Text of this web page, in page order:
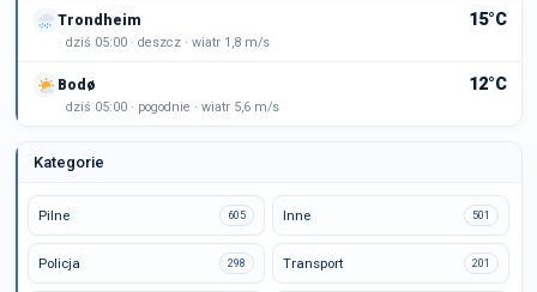
Trondheim 15°C
dziś 05:00 · deszcz · wiatr 1,8 m/s
Bodø 12°C
dziś 05:00 · pogodnie · wiatr 5,6 m/s
Kategorie
Pilne 605 Inne 501
Policja 298 Transport 201